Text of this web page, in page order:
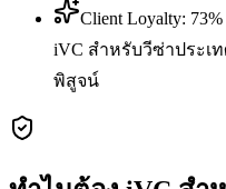
Client Loyalty:
iVC สำหรับวีซ่าประเ
พิสูจน์